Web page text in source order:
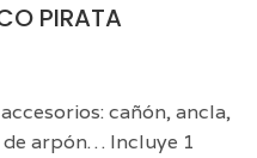
PIRATA
cañón, ancla,
de arpón… Incluye 1